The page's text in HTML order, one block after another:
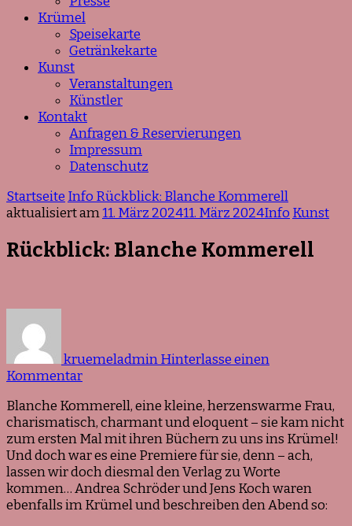
Krümel
Speisekarte
Getränkekarte
Kunst
Veranstaltungen
Künstler
Kontakt
Anfragen & Reservierungen
Impressum
Datenschutz
Startseite Info Rückblick: Blanche Kommerell
aktualisiert am11. März 202411. März 2024Info Kunst
Rückblick: Blanche Kommerell
kruemeladminHinterlasse einen
Kommentarzu
Blanche
Kommerell
Blanche Kommerell, eine kleine, herzenswarme Frau,
charismatisch, charmant und eloquent – sie kam nicht
zum ersten Mal mit ihren Büchern zu uns ins Krümel!
Und doch war es eine Premiere für sie, denn – ach,
lassen wir doch diesmal den Verlag zu Worte
kommen… Andrea Schröder und Jens Koch waren
ebenfalls im Krümel und beschreiben den Abend so: